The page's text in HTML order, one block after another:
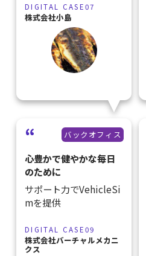
DIGITAL CASE07
株式会社小島
バックオフィス
心豊かで健やかな毎日
のために
サポート力でVehicleSi
mを提供
DIGITAL CASE09
株式会社バーチャルメカニ
クス